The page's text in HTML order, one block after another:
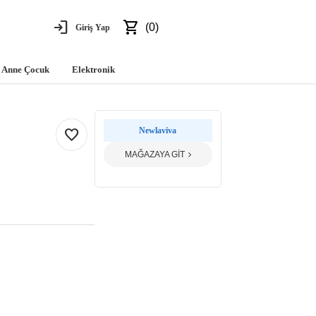
login Giriş Yap shopping_cart (0)
Anne Çocuk Elektronik
favorite Newlaviva
MAĞAZAYA GİT